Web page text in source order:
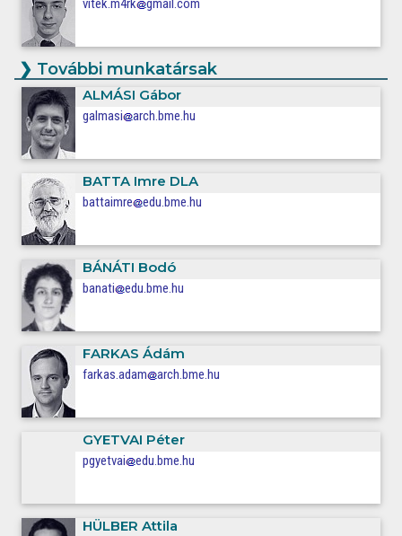
vitek.m4rk gmail.com
❯ További munkatársak
ALMÁSI Gábor
galmasi arch.bme.hu
BATTAImre DLA
battaimre edu.bme.hu
BÁNÁTI Bodó
banati edu.bme.hu
FARKAS Ádám
farkas.adam arch.bme.hu
GYETVAI Péter
pgyetvai edu.bme.hu
HÜLBER Attila